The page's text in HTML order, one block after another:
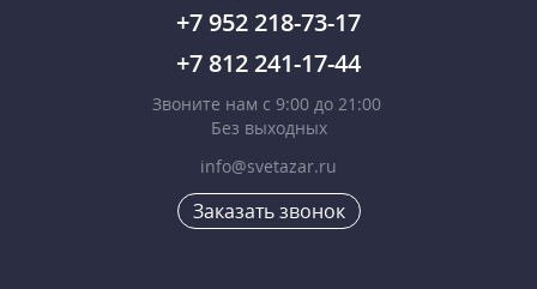
+7 952 218-73-17
+7 812 241-17-44
Звоните нам с 9:00 до 21:00
Без выходных
info@svetazar.ru
Заказать звонок